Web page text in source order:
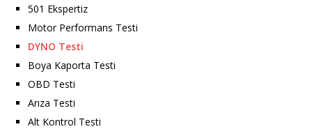
501 Ekspertiz
Motor Performans Testi
DYNO Testi
Boya Kaporta Testi
OBD Testi
Arıza Testi
Alt Kontrol Testi